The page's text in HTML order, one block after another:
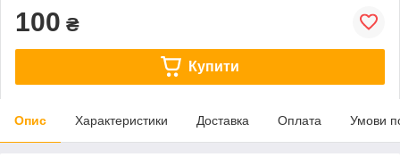
100 ₴
Купити
Опис Характеристики Доставка Оплата Умови